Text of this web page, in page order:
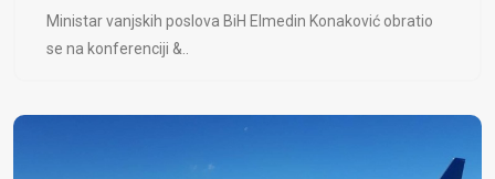
Ministar vanjskih poslova BiH Elmedin Konaković obratio
se na konferenciji &..